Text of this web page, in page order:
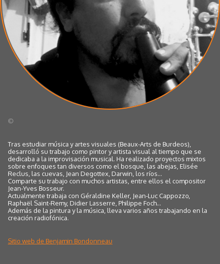
©
Tras estudiar música y artes visuales (Beaux-Arts de Burdeos),
desarrolló su trabajo como pintor y artista visual al tiempo que se
dedicaba a la improvisación musical. Ha realizado proyectos mixtos
sobre enfoques tan diversos como el bosque, las abejas, Elisée
Reclus, las cuevas, Jean Degottex, Darwin, los ríos...
Comparte su trabajo con muchos artistas, entre ellos el compositor
Jean-Yves Bosseur.
Actualmente trabaja con Géraldine Keller, Jean-Luc Cappozzo,
Raphaël Saint-Remy, Didier Lasserre, Philippe Foch...
Además de la pintura y la música, lleva varios años trabajando en la
creación radiofónica.
Sitio web de Benjamin Bondonneau